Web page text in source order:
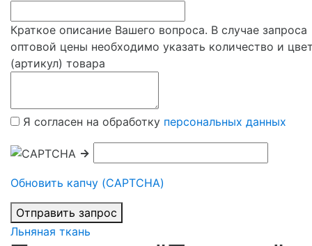
Краткое описание Вашего вопроса. В случае запроса
оптовой цены необходимо указать количество и
(артикул) товара
Я согласен на обработку персональных данных
→
Обновить капчу (CAPTCHA)
Льняная ткань